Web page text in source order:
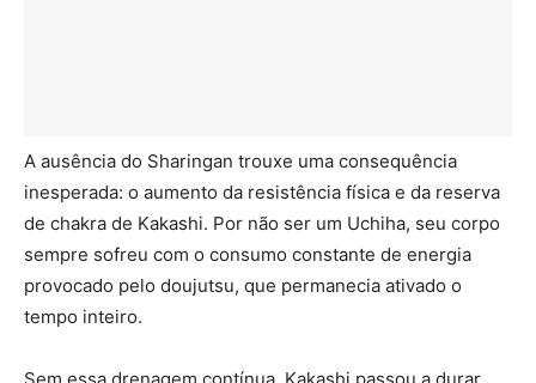
A ausência do Sharingan trouxe uma consequência
inesperada: o aumento da resistência física e da reserva
de chakra de Kakashi. Por não ser um Uchiha, seu corpo
sempre sofreu com o consumo constante de energia
provocado pelo doujutsu, que permanecia ativado o
tempo inteiro.